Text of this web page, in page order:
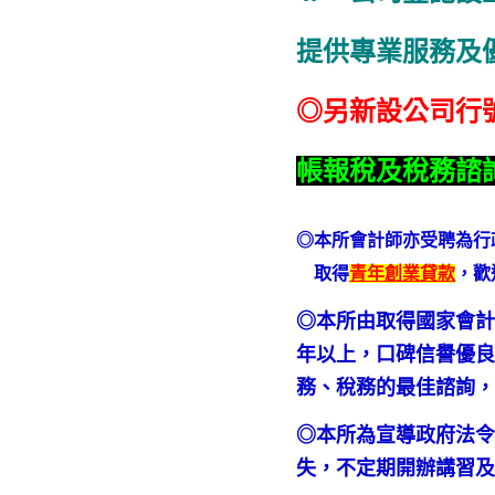
提供專業服務及
◎另新設公司行
帳報稅及稅務諮
◎本所會計師亦受聘為行
取得青年創業貸款 ，
◎本所由取得國家會
年以上，口碑信譽優
務、稅務的最佳諮詢
◎本所為宣導政府法
失，不定期開辦講習